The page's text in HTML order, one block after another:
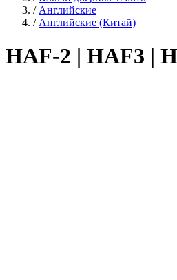
/ Английские
/ Английские (Китай)
HAF-2 | HAF3 |